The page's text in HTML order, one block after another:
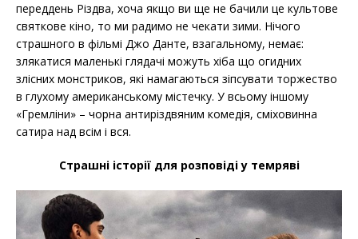
переддень Різдва, хоча якщо ви ще не бачили це культове
святкове кіно, то ми радимо не чекати зими. Нічого
страшного в фільмі Джо Данте, взагальному, немає:
злякатися маленькі глядачі можуть хіба що огидних
злісних монстриков, які намагаються зіпсувати торжество
в глухому американському містечку. У всьому іншому
«Гремліни» – чорна антиріздвяним комедія, сміховинна
сатира над всім і вся.
Страшні історії для розповіді у темряві